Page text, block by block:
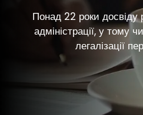
Понад 22 роки досвіду
адміністрації, у тому
легалізації